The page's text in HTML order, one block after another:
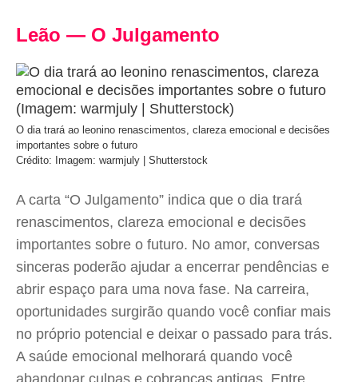
Leão — O Julgamento
O dia trará ao leonino renascimentos, clareza emocional e decisões
importantes sobre o futuro
Crédito: Imagem: warmjuly | Shutterstock
A carta “O Julgamento” indica que o dia trará
renascimentos, clareza emocional e decisões
importantes sobre o futuro. No amor, conversas
sinceras poderão ajudar a encerrar pendências e
abrir espaço para uma nova fase. Na carreira,
oportunidades surgirão quando você confiar mais
no próprio potencial e deixar o passado para trás.
A saúde emocional melhorará quando você
abandonar culpas e cobranças antigas. Entre